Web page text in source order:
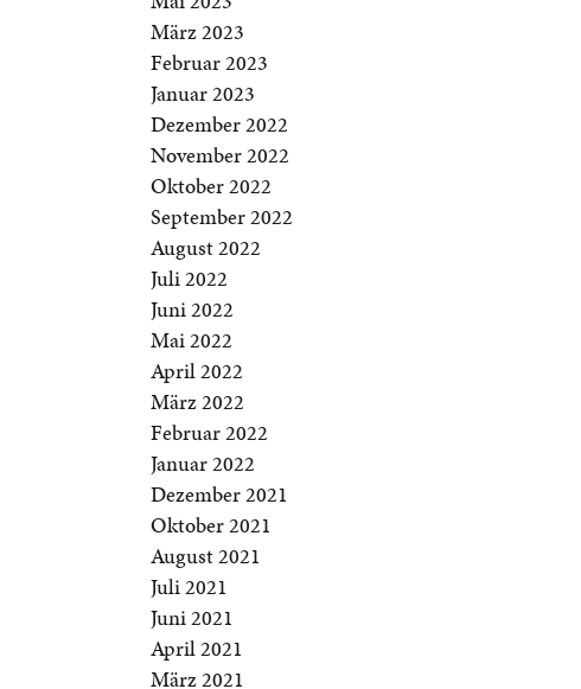
März 2023
Februar 2023
Januar 2023
Dezember 2022
November 2022
Oktober 2022
September 2022
August 2022
Juli 2022
Juni 2022
Mai 2022
April 2022
März 2022
Februar 2022
Januar 2022
Dezember 2021
Oktober 2021
August 2021
Juli 2021
Juni 2021
April 2021
März 2021